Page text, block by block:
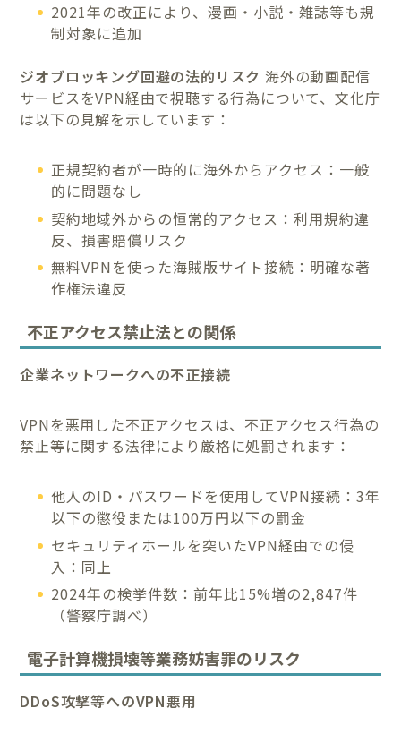
2021年の改正により、漫画・小説・雑誌等も規
制対象に追加
ジオブロッキング回避の法的リスク 海外の動画配信
サービスをVPN経由で視聴する行為について、文化庁
は以下の見解を示しています：
正規契約者が一時的に海外からアクセス：一般
的に問題なし
契約地域外からの恒常的アクセス：利用規約違
反、損害賠償リスク
無料VPNを使った海賊版サイト接続：明確な著
作権法違反
不正アクセス禁止法との関係
企業ネットワークへの不正接続
VPNを悪用した不正アクセスは、不正アクセス行為の
禁止等に関する法律により厳格に処罰されます：
他人のID・パスワードを使用してVPN接続：3年
以下の懲役または100万円以下の罰金
セキュリティホールを突いたVPN経由での侵
入：同上
2024年の検挙件数：前年比15%増の2,847件
（警察庁調べ）
電子計算機損壊等業務妨害罪のリスク
DDoS攻撃等へのVPN悪用